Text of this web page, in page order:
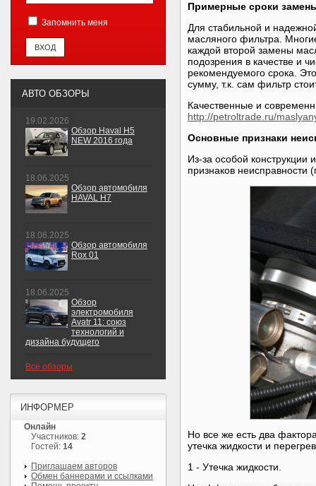
Примерные сроки
Для стабильной и
масляного фильтра.
каждой второй замены
подозрения в качестве и
рекомендуемого срока.
сумму, т.к. сам фильтр
Качественные и
http://petroltrade.ru/
Основные признаки
Из-за особой конструкции
признаков неисправности
Но все же есть два
утечка жидкости и
1 - Утечка жидкости.
Запомнить меня
АВТО ОБЗОРЫ
19.02.2026
Обзор Haval H5
NEW 2016 года
18.06.2025
Обзор автомобиля
HAVAL H7
18.06.2025
Обзор автомобиля
Rox 01
18.06.2025
Обзор
электромобиля
Avatr 11: союз
технологий и
дизайна будущего
Все обзоры
ИНФОРМЕР
Онлайн
Участников: 2
Гостей: 14
Приглашаем авторов
Обмен баннерами и ссылками